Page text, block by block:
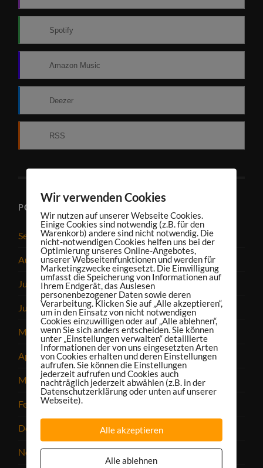
Spotify
Amazon Music
Deezer
RSS
PODCAST-ARCHIV
September 2025
August 2025
Juli 2025
Juni 2025
Mai 2025
April 2025
März 2025
Februar 2025
Dezember 2024
November 2024
Wir verwenden Cookies
Wir nutzen auf unserer Webseite Cookies.
Einige Cookies sind notwendig (z.B. für den
Warenkorb) andere sind nicht notwendig. Die
nicht-notwendigen Cookies helfen uns bei der
Optimierung unseres Online-Angebotes,
unserer Webseitenfunktionen und werden für
Marketingzwecke eingesetzt. Die Einwilligung
umfasst die Speicherung von Informationen auf
Ihrem Endgerät, das Auslesen
personenbezogener Daten sowie deren
Verarbeitung. Klicken Sie auf „Alle akzeptieren“,
um in den Einsatz von nicht notwendigen
Cookies einzuwilligen oder auf „Alle ablehnen“,
wenn Sie sich anders entscheiden. Sie können
unter „Einstellungen verwalten“ detaillierte
Informationen der von uns eingesetzten Arten
von Cookies erhalten und deren Einstellungen
aufrufen. Sie können die Einstellungen
jederzeit aufrufen und Cookies auch
nachträglich jederzeit abwählen (z.B. in der
Datenschutzerklärung oder unten auf unserer
Webseite).
Alle akzeptieren
Alle ablehnen